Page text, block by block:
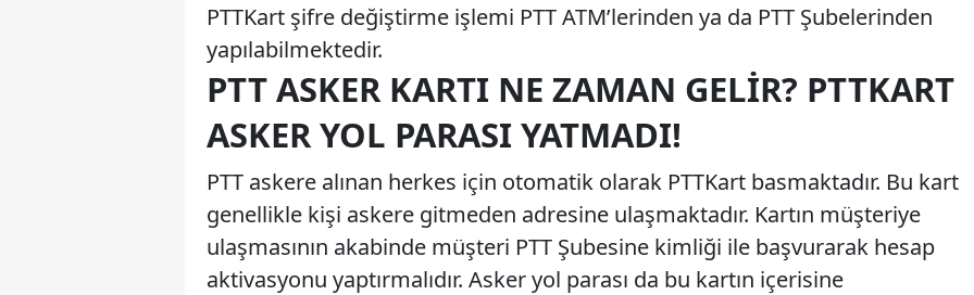
PTTKart şifre değiştirme işlemi PTT ATM’lerinden ya da PTT Şubelerinden
yapılabilmektedir.
PTT ASKER KARTI NE ZAMAN GELIR? PTTKART
ASKER YOL PARASI YATMADI!
PTT askere alınan herkes için otomatik olarak PTTKart basmaktadır. Bu kart
genellikle kişi askere gitmeden adresine ulaşmaktadır. Kartın müşteriye
ulaşmasının akabinde müşteri PTT Şubesine kimliği ile başvurarak hesap
aktivasyonu yaptırmalıdır. Asker yol parası da bu kartın içerisine